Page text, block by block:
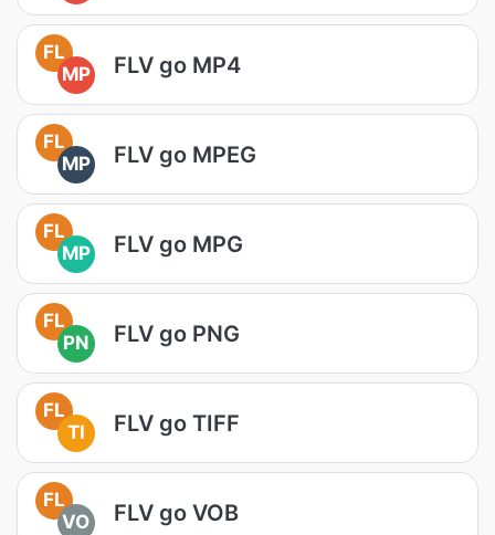
FL
MP
FLV go MP4
FL
MP
FLV go MPEG
FL
MP
FLV go MPG
FL
PN
FLV go PNG
FL
TI
FLV go TIFF
FL
VO
FLV go VOB